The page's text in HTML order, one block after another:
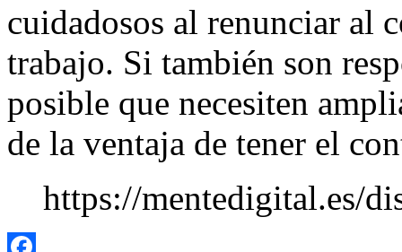
cuidadosos al renunciar al
trabajo. Si también son
posible que necesiten
de la ventaja de tener el
https://mentedigital.es/